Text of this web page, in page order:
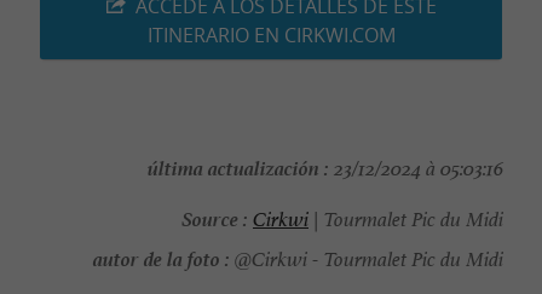
ACCEDE A LOS DETALLES DE ESTE
ITINERARIO EN CIRKWI.COM
última actualización : 23/12/2024 à 05:03:16
Source : Cirkwi | Tourmalet Pic du Midi
autor de la foto : @Cirkwi - Tourmalet Pic du Midi